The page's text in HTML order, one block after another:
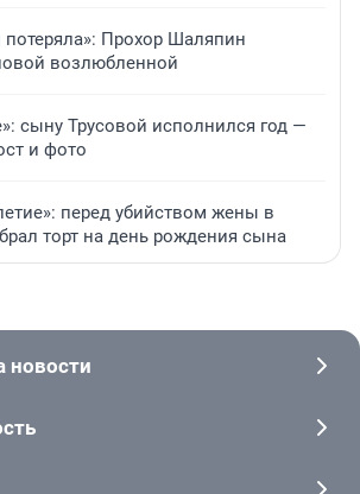
Прохор Шаляпин
возлюбленной
сыну Трусовой исполнился год —
и фото
перед убийством жены в
торт на день рождения сына
новости